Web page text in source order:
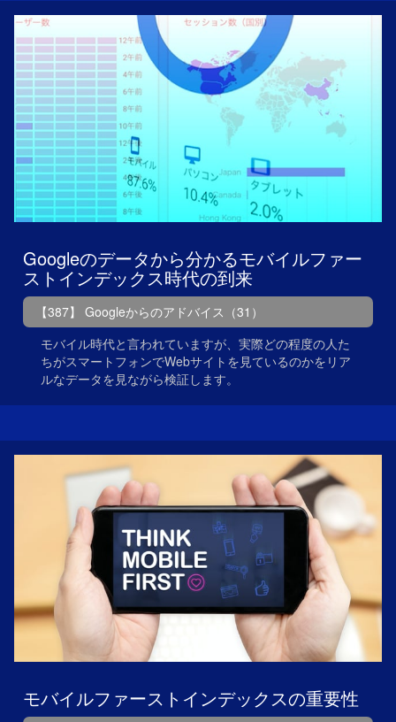
Googleのデータから分かるモバイルファー
ストインデックス時代の到来
【387】 Googleからのアドバイス（31）
モバイル時代と言われていますが、実際どの程度の人た
ちがスマートフォンでWebサイトを見ているのかをリア
ルなデータを見ながら検証します。
モバイルファーストインデックスの重要性